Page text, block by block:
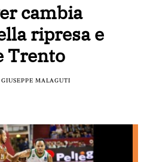
cambia
ripresa e
Trento
GIUSEPPE MALAGUTI